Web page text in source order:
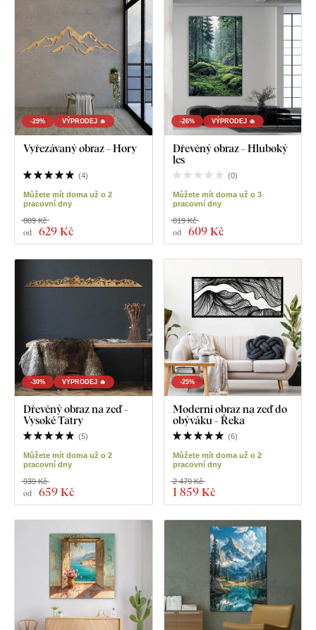
-29% VÝPRODEJ 🔥
Vyřezávaný obraz - Hory
(4)
Můžete mít doma už o 2
pracovní dny
od 629 Kč
889 Kč
-26% VÝPRODEJ 🔥
Dřevěný obraz - Hluboký
les
(0)
Můžete mít doma už o 3
pracovní dny
od 609 Kč
819 Kč
-30% VÝPRODEJ 🔥
Dřevěný obraz na zeď -
Vysoké Tatry
(5)
Můžete mít doma už o 2
pracovní dny
od 659 Kč
939 Kč
-25%
Moderní obraz na zeď do
obýváku - Řeka
(6)
Můžete mít doma už o 2
pracovní dny
1 859 Kč
2 479 Kč